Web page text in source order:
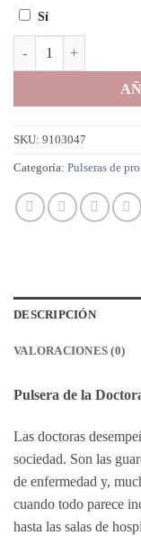
Sí
SKU: 9103047
Categoría: Pulseras de
DESCRIPCIÓN
VALORACIONES (0)
Pulsera de la
Las doctoras
sociedad. Son las
de enfermedad y,
cuando todo parece
hasta las salas de